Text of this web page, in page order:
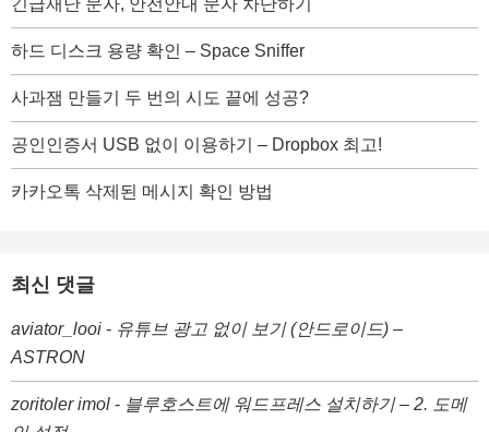
긴급재난 문자, 안전안내 문자 차단하기
하드 디스크 용량 확인 – Space Sniffer
사과잼 만들기 두 번의 시도 끝에 성공?
공인인증서 USB 없이 이용하기 – Dropbox 최고!
카카오톡 삭제된 메시지 확인 방법
최신 댓글
aviator_looi - 유튜브 광고 없이 보기 (안드로이드) –
ASTRON
zoritoler imol - 블루호스트에 워드프레스 설치하기 – 2. 도메